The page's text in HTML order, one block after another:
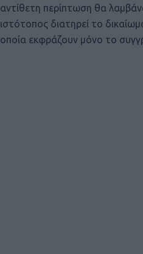
αντίθετη περίπτωση θα
ιστότοπος διατηρεί το
οποία εκφράζουν μόνο το